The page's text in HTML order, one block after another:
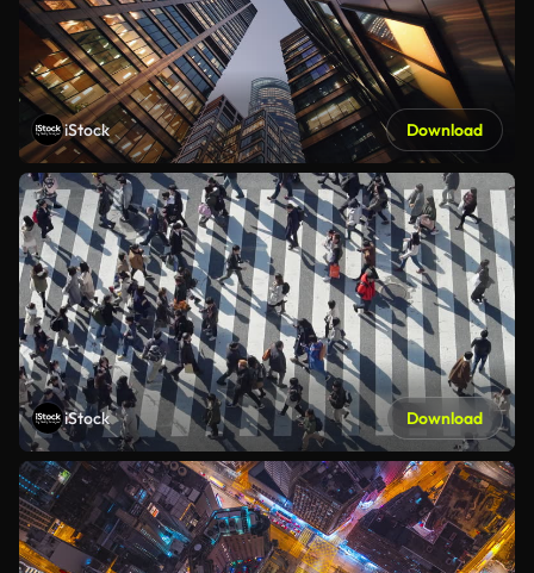
iStock Download
iStock Download